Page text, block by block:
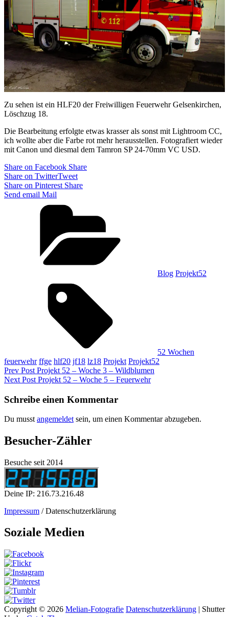
Zu sehen ist ein HLF20 der Freiwilligen Feuerwehr Gelsenkirchen,
Löschzug 18.
Die Bearbeitung erfolgte etwas krasser als sonst mit Lightroom CC,
ich wollte aber die Farbe rot mehr herausstellen. Fotografiert wieder
mit Canon und diesmal dem Tamron SP 24-70mm VC USD.
Share on Facebook Share
Share on TwitterTweet
Share on Pinterest Share
Send email Mail
Blog Projekt52
52 Wochen
feuerwehr ffge hlf20 jf18 lz18 Projekt Projekt52
Beitragsnavigation
Previous
Post
Prev Post Projekt 52 – Woche 3 – Wildblumen
Next
Next Post Projekt 52 – Woche 5 – Feuerwehr
Schreibe einen Kommentar
Du musst angemeldet sein, um einen Kommentar abzugeben.
Besucher-Zähler
Besuche seit 2014
Deine IP: 216.73.216.48
Impressum / Datenschutzerklärung
Soziale Medien
Copyright © 2026 Melian-Fotografie Datenschutzerklärung | Shutter